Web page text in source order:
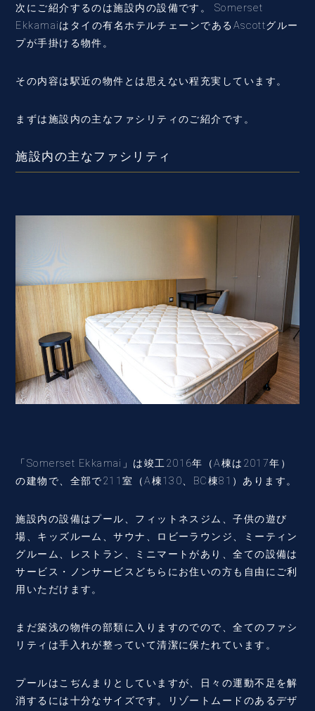
次にご紹介するのは施設内の設備です。 Somerset
Ekkamaiはタイの有名ホテルチェーンであるAscottグルー
プが手掛ける物件。
その内容は駅近の物件とは思えない程充実しています。
まずは施設内の主なファシリティのご紹介です。
施設内の主なファシリティ
「Somerset Ekkamai」は竣工2016年（A棟は2017年）
の建物で、全部で211室（A棟130、BC棟81）あります。
施設内の設備はプール、フィットネスジム、子供の遊び
場、キッズルーム、サウナ、ロビーラウンジ、ミーティン
グルーム、レストラン、ミニマートがあり、全ての設備は
サービス・ノンサービスどちらにお住いの方も自由にご利
用いただけます。
まだ築浅の物件の部類に入りますのでので、全てのファシ
リティは手入れが整っていて清潔に保たれています。
プールはこぢんまりとしていますが、日々の運動不足を解
消するには十分なサイズです。リゾートムードのあるデザ